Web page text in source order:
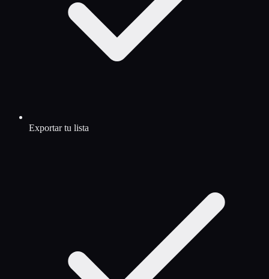
Exportar tu lista